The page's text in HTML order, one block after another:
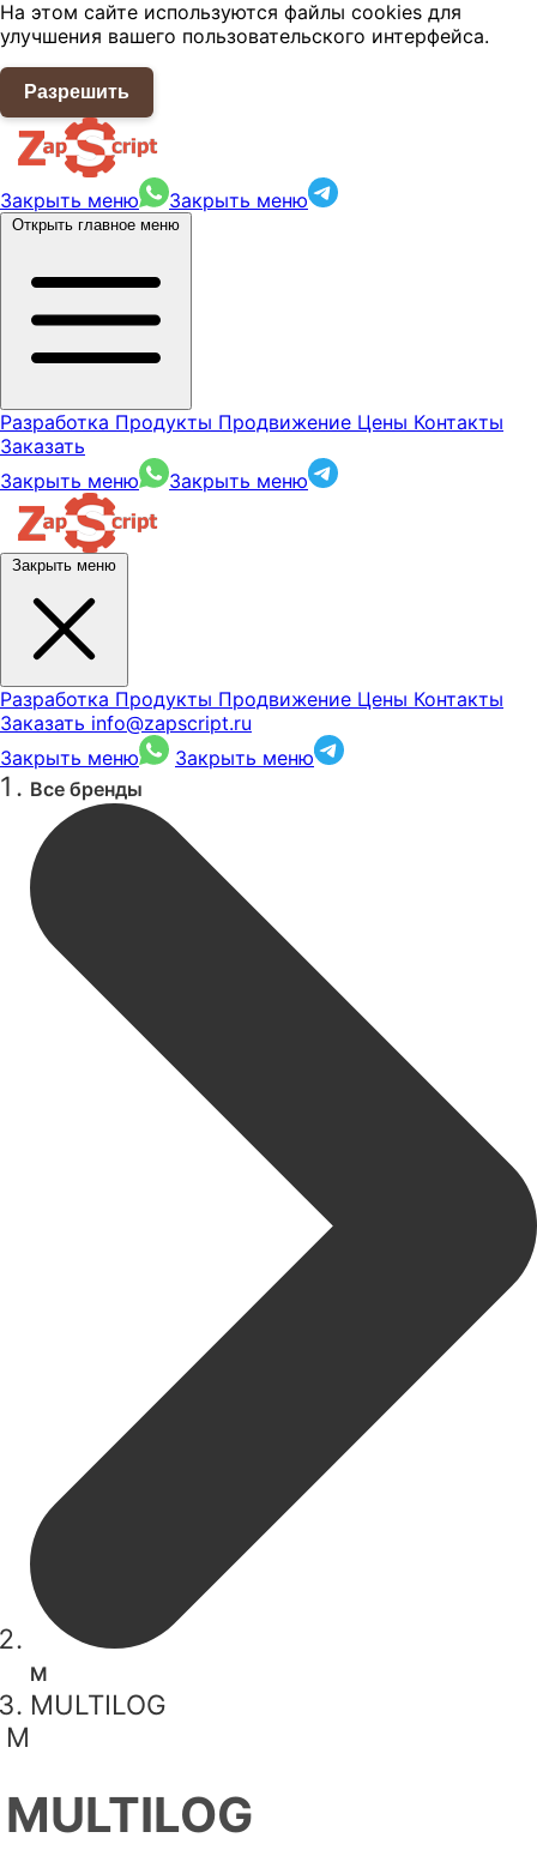
На этом сайте используются файлы cookies для
улучшения вашего пользовательского интерфейса.
Разрешить
Закрыть меню Закрыть меню
Открыть главное меню
Разработка Продукты Продвижение Цены Контакты
Заказать
Закрыть меню
Закрыть меню
Закрыть меню
Разработка Продукты Продвижение Цены Контакты
Заказать info@zapscript.ru
Закрыть меню
Закрыть меню
Все бренды
M
MULTILOG
M
MULTILOG